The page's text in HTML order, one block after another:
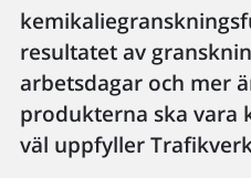
resultatet av
arbetsdagar och mer
produkterna ska vara
väl uppfyller